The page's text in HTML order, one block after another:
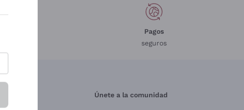
Pagos
seguros
Únete a la comunidad